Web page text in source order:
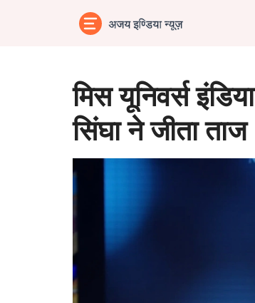
मिस यूनिवर्स
सिंघा ने जीता ताज